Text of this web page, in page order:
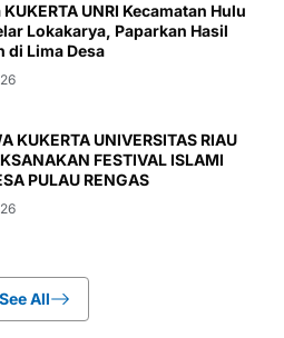
UNRI Kecamatan Hulu
Lokakarya, Paparkan Hasil
di Lima Desa
KUKERTA UNIVERSITAS RIAU
FESTIVAL ISLAMI
PULAU RENGAS
See All